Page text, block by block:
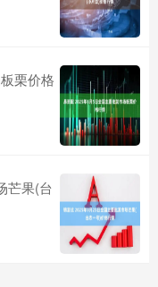
栗价格
芒果(台